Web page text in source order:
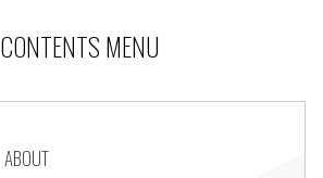
CONTENTS MENU
ABOUT